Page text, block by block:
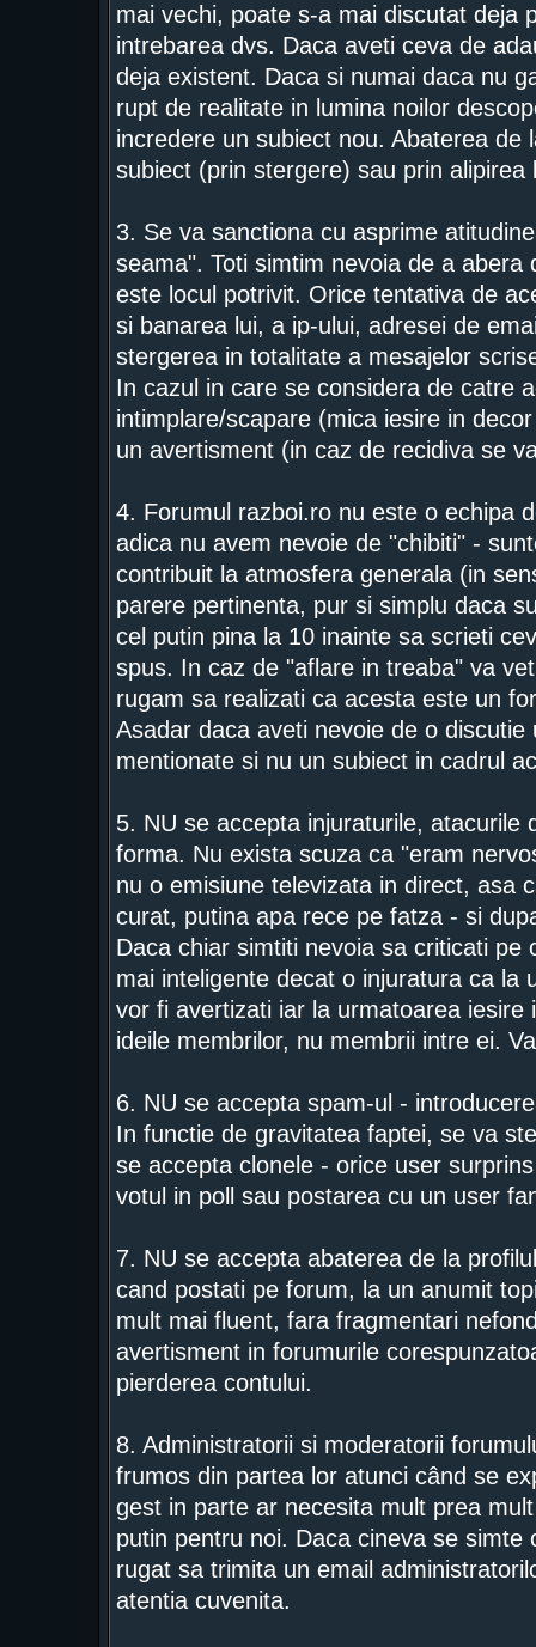
mai vechi, poate s-a mai discutat deja
intrebarea dvs. Daca aveti ceva de
deja existent. Daca si numai daca nu
rupt de realitate in lumina noilor
incredere un subiect nou. Abaterea de
subiect (prin stergere) sau prin
3. Se va sanctiona cu asprime
seama". Toti simtim nevoia de a
este locul potrivit. Orice tentativa de
si banarea lui, a ip-ului, adresei de
stergerea in totalitate a mesajelor
In cazul in care se considera de catre
intimplare/scapare (mica iesire in
un avertisment (in caz de recidiva se
4. Forumul razboi.ro nu este o echipa
adica nu avem nevoie de "chibiti" -
contribuit la atmosfera generala (in
parere pertinenta, pur si simplu daca
cel putin pina la 10 inainte sa scrieti
spus. In caz de "aflare in treaba" va
rugam sa realizati ca acesta este un
Asadar daca aveti nevoie de o
mentionate si nu un subiect in cadrul
5. NU se accepta injuraturile,
forma. Nu exista scuza ca "eram
nu o emisiune televizata in direct, asa
curat, putina apa rece pe fatza - si
Daca chiar simtiti nevoia sa criticati
mai inteligente decat o injuratura ca la
vor fi avertizati iar la urmatoarea
ideile membrilor, nu membrii intre ei.
6. NU se accepta spam-ul -
In functie de gravitatea faptei, se va
se accepta clonele - orice user
votul in poll sau postarea cu un user
7. NU se accepta abaterea de la
cand postati pe forum, la un anumit
mult mai fluent, fara fragmentari
avertisment in forumurile
pierderea contului.
8. Administratorii si moderatorii
frumos din partea lor atunci când se
gest in parte ar necesita mult prea
putin pentru noi. Daca cineva se
rugat sa trimita un email
atentia cuvenita.